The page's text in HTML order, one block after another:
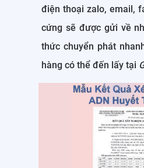
điện thoại zalo, email,
cứng sẽ được gửi về
thức chuyển phát
hàng có thể đến lấy tại